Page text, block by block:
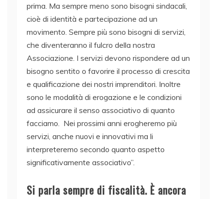
prima. Ma sempre meno sono bisogni sindacali,
cioè di identità e partecipazione ad un
movimento. Sempre più sono bisogni di servizi,
che diventeranno il fulcro della nostra
Associazione. I servizi devono rispondere ad un
bisogno sentito o favorire il processo di crescita
e qualificazione dei nostri imprenditori. Inoltre
sono le modalità di erogazione e le condizioni
ad assicurare il senso associativo di quanto
facciamo. Nei prossimi anni erogheremo più
servizi, anche nuovi e innovativi ma li
interpreteremo secondo quanto aspetto
significativamente associativo”.
Si parla sempre di fiscalità. È ancora